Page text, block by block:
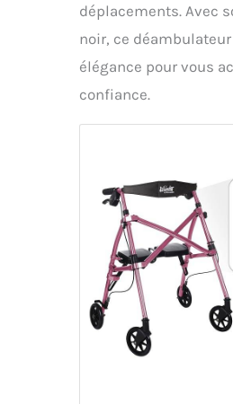
déplacements. Avec
noir, ce
élégance pour vous
confiance.